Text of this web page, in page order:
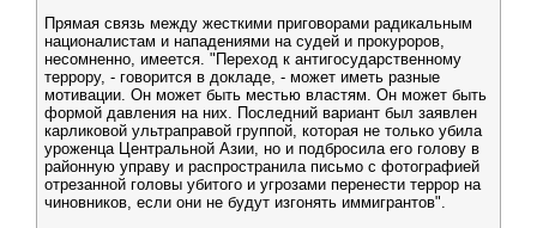
Прямая связь между жесткими приговорами радикальным
националистам и нападениями на судей и прокуроров,
несомненно, имеется. "Переход к антигосударственному
террору, - говорится в докладе, - может иметь разные
мотивации. Он может быть местью властям. Он может быть
формой давления на них. Последний вариант был заявлен
карликовой ультраправой группой, которая не только убила
уроженца Центральной Азии, но и подбросила его голову в
районную управу и распространила письмо с фотографией
отрезанной головы убитого и угрозами перенести террор на
чиновников, если они не будут изгонять иммигрантов".